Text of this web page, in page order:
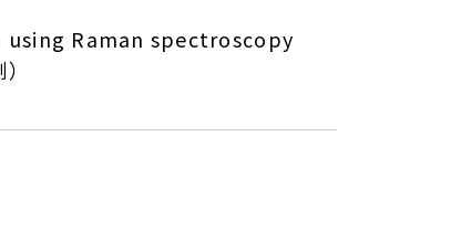
Raman spectroscopy